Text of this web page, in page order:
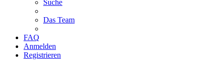
Suche
Das Team
FAQ
Anmelden
Registrieren